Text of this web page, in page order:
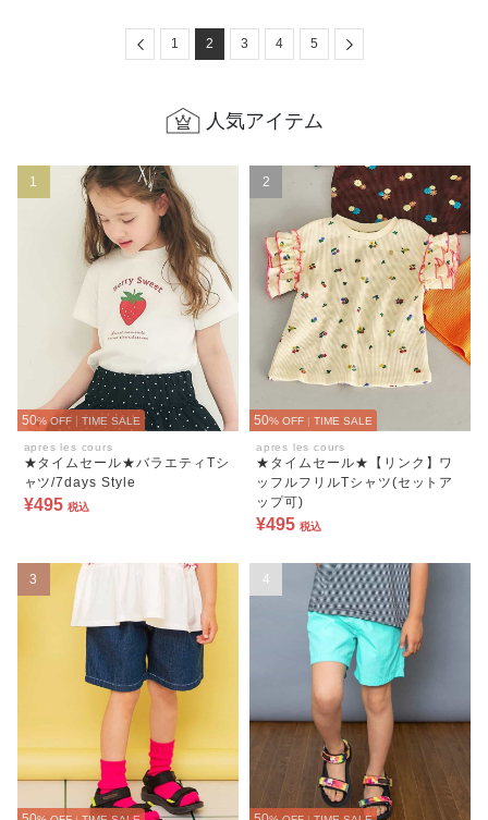
Previous
1 2 3 4 5 Next
人気アイテム
1
50% OFF TIME SALE
apres les cours
★タイムセール★バラエティTシ
ャツ/7days Style
¥495 税込
2
50% OFF TIME SALE
apres les cours
★タイムセール★【リンク】ワ
ッフルフリルTシャツ(セットア
ップ可)
¥495 税込
3 4